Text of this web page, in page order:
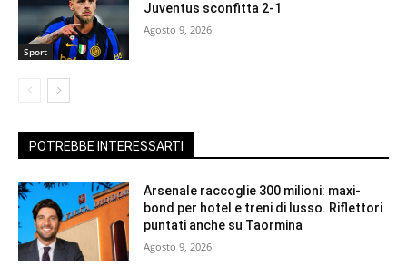
Sport
Juventus sconfitta 2-1
Agosto 9, 2026
POTREBBE INTERESSARTI
Arsenale raccoglie 300 milioni: maxi-
bond per hotel e treni di lusso. Riflettori
puntati anche su Taormina
Agosto 9, 2026